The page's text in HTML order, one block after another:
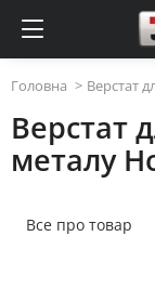
Головна Верстат
Верстат
металу
Все про товар